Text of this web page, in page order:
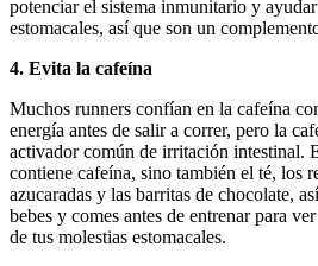
potenciar el sistema inmunitario y
estomacales, así que son un
4. Evita la cafeína
Muchos runners confían en la cafeína
energía antes de salir a correr, pero la
activador común de irritación intestinal.
contiene cafeína, sino también el té, los
azucaradas y las barritas de chocolate,
bebes y comes antes de entrenar para
de tus molestias estomacales.